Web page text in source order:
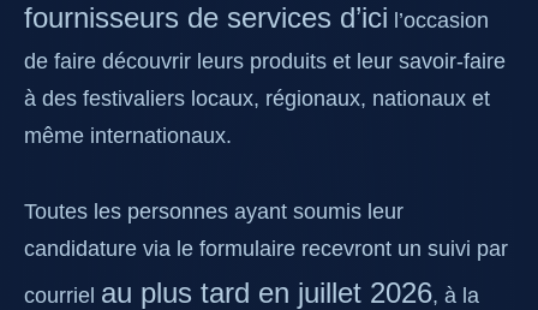
fournisseurs de services d’ici l’occasion
de faire découvrir leurs produits et leur savoir-faire
à des festivaliers locaux, régionaux, nationaux et
même internationaux.
Toutes les personnes ayant soumis leur
candidature via le formulaire recevront un suivi par
courriel au plus tard en juillet 2026, à la